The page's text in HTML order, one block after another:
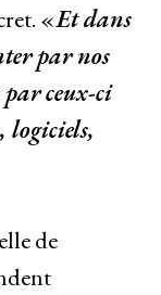
«Et dans
par nos
par ceux-ci
logiciels,
de